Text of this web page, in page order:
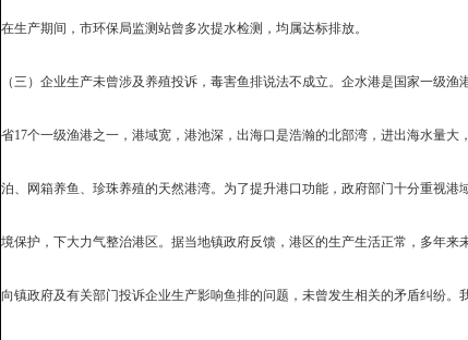
在生产期间，市环保局监测站曾多次提水检测，均属达标排放。
（三）企业生产未曾涉及养殖投诉，毒害鱼排说法不成立。企水港是国家一级渔
省17个一级渔港之一，港域宽，港池深，出海口是浩瀚的北部湾，进出海水量大
泊、网箱养鱼、珍珠养殖的天然港湾。为了提升港口功能，政府部门十分重视港
境保护，下大力气整治港区。据当地镇政府反馈，港区的生产生活正常，多年来
向镇政府及有关部门投诉企业生产影响鱼排的问题，未曾发生相关的矛盾纠纷。